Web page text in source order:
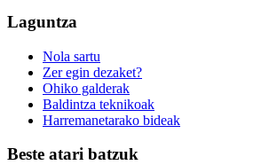
Laguntza
Nola sartu
Zer egin dezaket?
Ohiko galderak
Baldintza teknikoak
Harremanetarako bideak
Beste atari batzuk